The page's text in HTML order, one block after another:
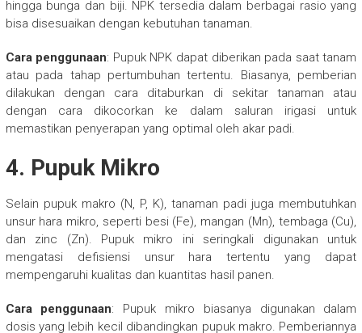
hingga bunga dan biji. NPK tersedia dalam berbagai rasio yang
bisa disesuaikan dengan kebutuhan tanaman.
Cara penggunaan: Pupuk NPK dapat diberikan pada saat tanam
atau pada tahap pertumbuhan tertentu. Biasanya, pemberian
dilakukan dengan cara ditaburkan di sekitar tanaman atau
dengan cara dikocorkan ke dalam saluran irigasi untuk
memastikan penyerapan yang optimal oleh akar padi.
4. Pupuk Mikro
Selain pupuk makro (N, P, K), tanaman padi juga membutuhkan
unsur hara mikro, seperti besi (Fe), mangan (Mn), tembaga (Cu),
dan zinc (Zn). Pupuk mikro ini seringkali digunakan untuk
mengatasi defisiensi unsur hara tertentu yang dapat
mempengaruhi kualitas dan kuantitas hasil panen.
Cara penggunaan: Pupuk mikro biasanya digunakan dalam
dosis yang lebih kecil dibandingkan pupuk makro. Pemberiannya